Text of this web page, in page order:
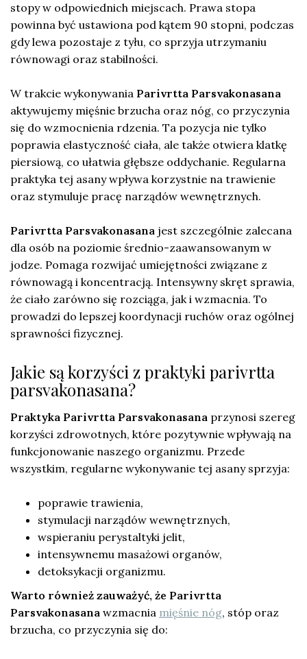
stopy w odpowiednich miejscach. Prawa stopa
powinna być ustawiona pod kątem 90 stopni, podczas
gdy lewa pozostaje z tyłu, co sprzyja utrzymaniu
równowagi oraz stabilności.
W trakcie wykonywania Parivrtta Parsvakonasana
aktywujemy mięśnie brzucha oraz nóg, co przyczynia
się do wzmocnienia rdzenia. Ta pozycja nie tylko
poprawia elastyczność ciała, ale także otwiera klatkę
piersiową, co ułatwia głębsze oddychanie. Regularna
praktyka tej asany wpływa korzystnie na trawienie
oraz stymuluje pracę narządów wewnętrznych.
Parivrtta Parsvakonasana jest szczególnie zalecana
dla osób na poziomie średnio-zaawansowanym w
jodze. Pomaga rozwijać umiejętności związane z
równowagą i koncentracją. Intensywny skręt sprawia,
że ciało zarówno się rozciąga, jak i wzmacnia. To
prowadzi do lepszej koordynacji ruchów oraz ogólnej
sprawności fizycznej.
Jakie są korzyści z praktyki parivrtta
parsvakonasana?
Praktyka Parivrtta Parsvakonasana przynosi szereg
korzyści zdrowotnych, które pozytywnie wpływają na
funkcjonowanie naszego organizmu. Przede
wszystkim, regularne wykonywanie tej asany sprzyja:
poprawie trawienia,
stymulacji narządów wewnętrznych,
wspieraniu perystaltyki jelit,
intensywnemu masażowi organów,
detoksykacji organizmu.
Warto również zauważyć, że Parivrtta
Parsvakonasana wzmacnia mięśnie nóg, stóp oraz
brzucha, co przyczynia się do: